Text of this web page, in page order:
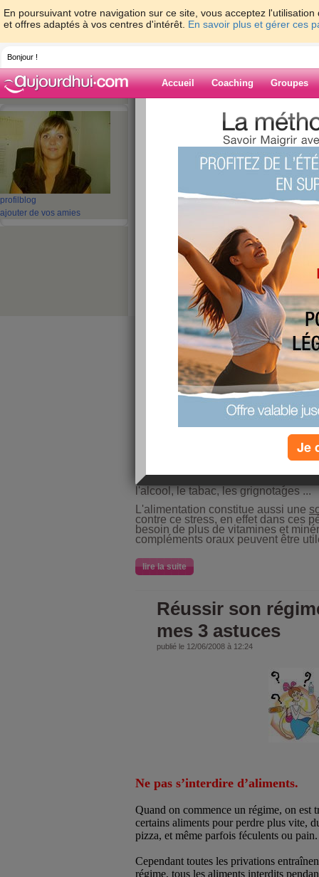
En poursuivant votre navigation sur ce site, vous acceptez
et offres adaptés à vos centres d'intérêt. En savoir plus et gérer ces
Bonjour !
Accueil Coaching Groupes
profil blog
ajouter de vos amies
> oriannetrezeguet
Blog de
21 - 25 »
‹ Préc. 11 12 13 14 15
L'alimentation
publié le 19/06/2008 à 14:39
fait parti de nos vies
le travail, la maison, la famille,
la relaxation, et aussi des moyens
l'alcool, le tabac, les grignotages ...
L'alimentation constitue aussi une
contre ce stress, en effet dans ces
besoin de plus de vitamines et
compléments oraux peuvent être
lire la suite
Réussir son
mes 3 astuces
publié le 12/06/2008 à 12:24
Ne pas s’interdire d’aliments.
Quand on commence un régime, on est
certains aliments pour perdre plus vite,
pizza, et même parfois féculents ou pain.
Cependant toutes les privations
régime, tous les aliments interdits
Je